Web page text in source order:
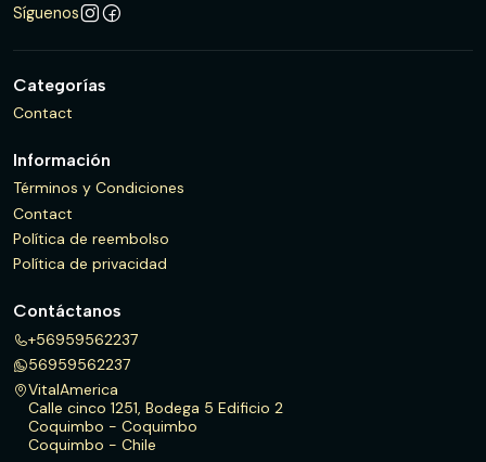
Síguenos
Categorías
Contact
Información
Términos y Condiciones
Contact
Política de reembolso
Política de privacidad
Contáctanos
+56959562237
56959562237
VitalAmerica
Calle cinco 1251, Bodega 5 Edificio 2
Coquimbo - Coquimbo
Coquimbo - Chile